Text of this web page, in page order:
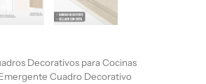
Decorativos para Cocinas
Cuadro Decorativo